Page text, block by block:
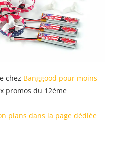
chez Banggood pour moins
promos du 12ème
plans dans la page dédiée